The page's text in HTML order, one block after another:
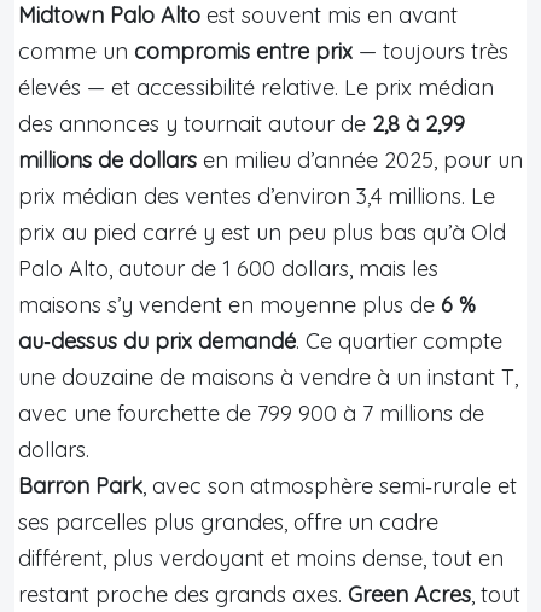
Midtown Palo Alto est souvent mis en avant
comme un compromis entre prix — toujours très
élevés — et accessibilité relative. Le prix médian
des annonces y tournait autour de 2,8 à 2,99
millions de dollars en milieu d’année 2025, pour un
prix médian des ventes d’environ 3,4 millions. Le
prix au pied carré y est un peu plus bas qu’à Old
Palo Alto, autour de 1 600 dollars, mais les
maisons s’y vendent en moyenne plus de 6 %
au‑dessus du prix demandé. Ce quartier compte
une douzaine de maisons à vendre à un instant T,
avec une fourchette de 799 900 à 7 millions de
dollars.
Barron Park, avec son atmosphère semi‑rurale et
ses parcelles plus grandes, offre un cadre
différent, plus verdoyant et moins dense, tout en
restant proche des grands axes. Green Acres, tout